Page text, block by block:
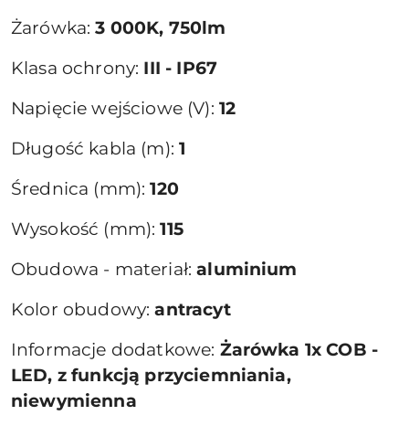
Żarówka:3 000K, 750lm
Klasa ochrony: III - IP67
Napięcie wejściowe (V): 12
Długość kabla (m):1
Średnica (mm):120
Wysokość (mm):115
Obudowa - materiał:aluminium
Kolor obudowy:antracyt
Informacje dodatkowe: Żarówka 1x COB -
LED, z funkcją przyciemniania,
niewymienna